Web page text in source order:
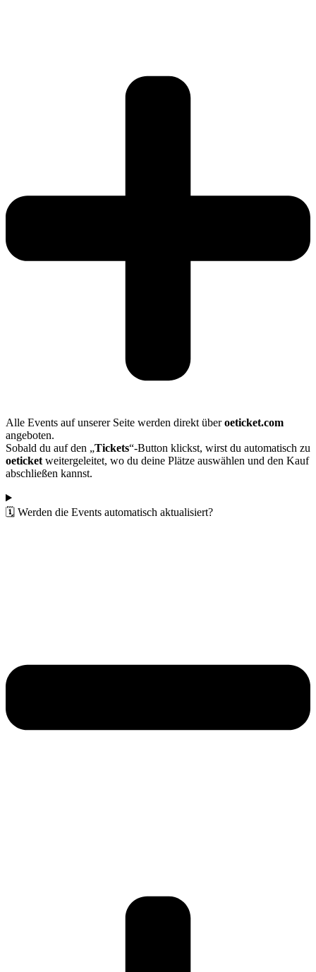
Alle Events auf unserer Seite werden direkt überoeticket.com
angeboten.
Sobald du auf den „Tickets“-Button klickst, wirst du automatisch zu
oeticketweitergeleitet, wo du deine Plätze auswählen und den Kauf
abschließen kannst.
🗓️ Werden die Events automatisch aktualisiert?